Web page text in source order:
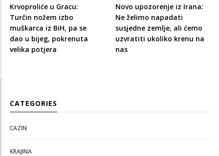
Krvoproliće u Gracu:
Turčin nožem izbo
muškarca iz BiH, pa se
dao u bijeg, pokrenuta
velika potjera
Novo upozorenje iz Irana:
Ne želimo napadati
susjedne zemlje, ali ćemo
uzvratiti ukoliko krenu na
nas
CATEGORIES
CAZIN
KRAJINA